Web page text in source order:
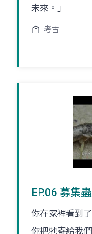
未來。」
考古
EP.06 募集
你在家裡看到
你把牠寄給我